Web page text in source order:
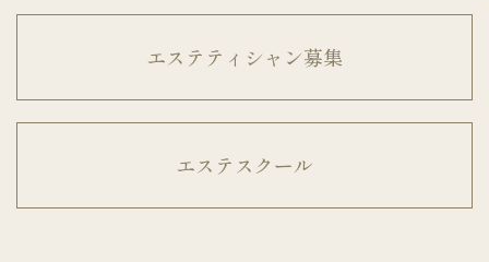
エステティシャン募集
エステスクール